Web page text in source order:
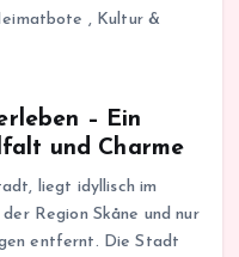
, Kultur &
– Ein
und Charme
liegt idyllisch im
Region Skåne und nur
entfernt. Die Stadt